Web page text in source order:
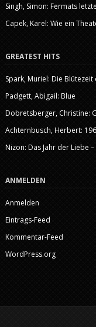
Singh, Simon: Fermats
Capek, Karel: Wie ein
GREATEST HITS
Spark, Muriel: Die Blütezeit
Padgett, Abigail: Blue
Dobretsberger, Christine:
Achternbusch, Herbert:
Nizon: Das Jahr der Liebe
ANMELDEN
Anmelden
Eintrags-Feed
Kommentar-Feed
WordPress.org